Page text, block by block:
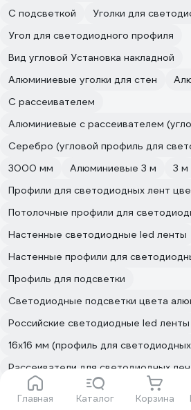
Главная Каталог Корзина
С подсветкой
Уголки для
Угол для светодиодного профиля
Вид угловой Установка накладной
Алюминиевые уголки для стен
С рассеивателем
Серебро (угловой профиль для
3000 мм
Алюминиевые 3 м
3 м
Профили для светодиодных лент
Потолочные профили для
Настенные светодиодные led ленты
Настенные профили для
Профиль для подсветки
Светодиодные подсветки цвета
Российские светодиодные led ленты
16х16 мм (профиль для
Рассеиватели для светодиодных
Светодиодные отражатели и